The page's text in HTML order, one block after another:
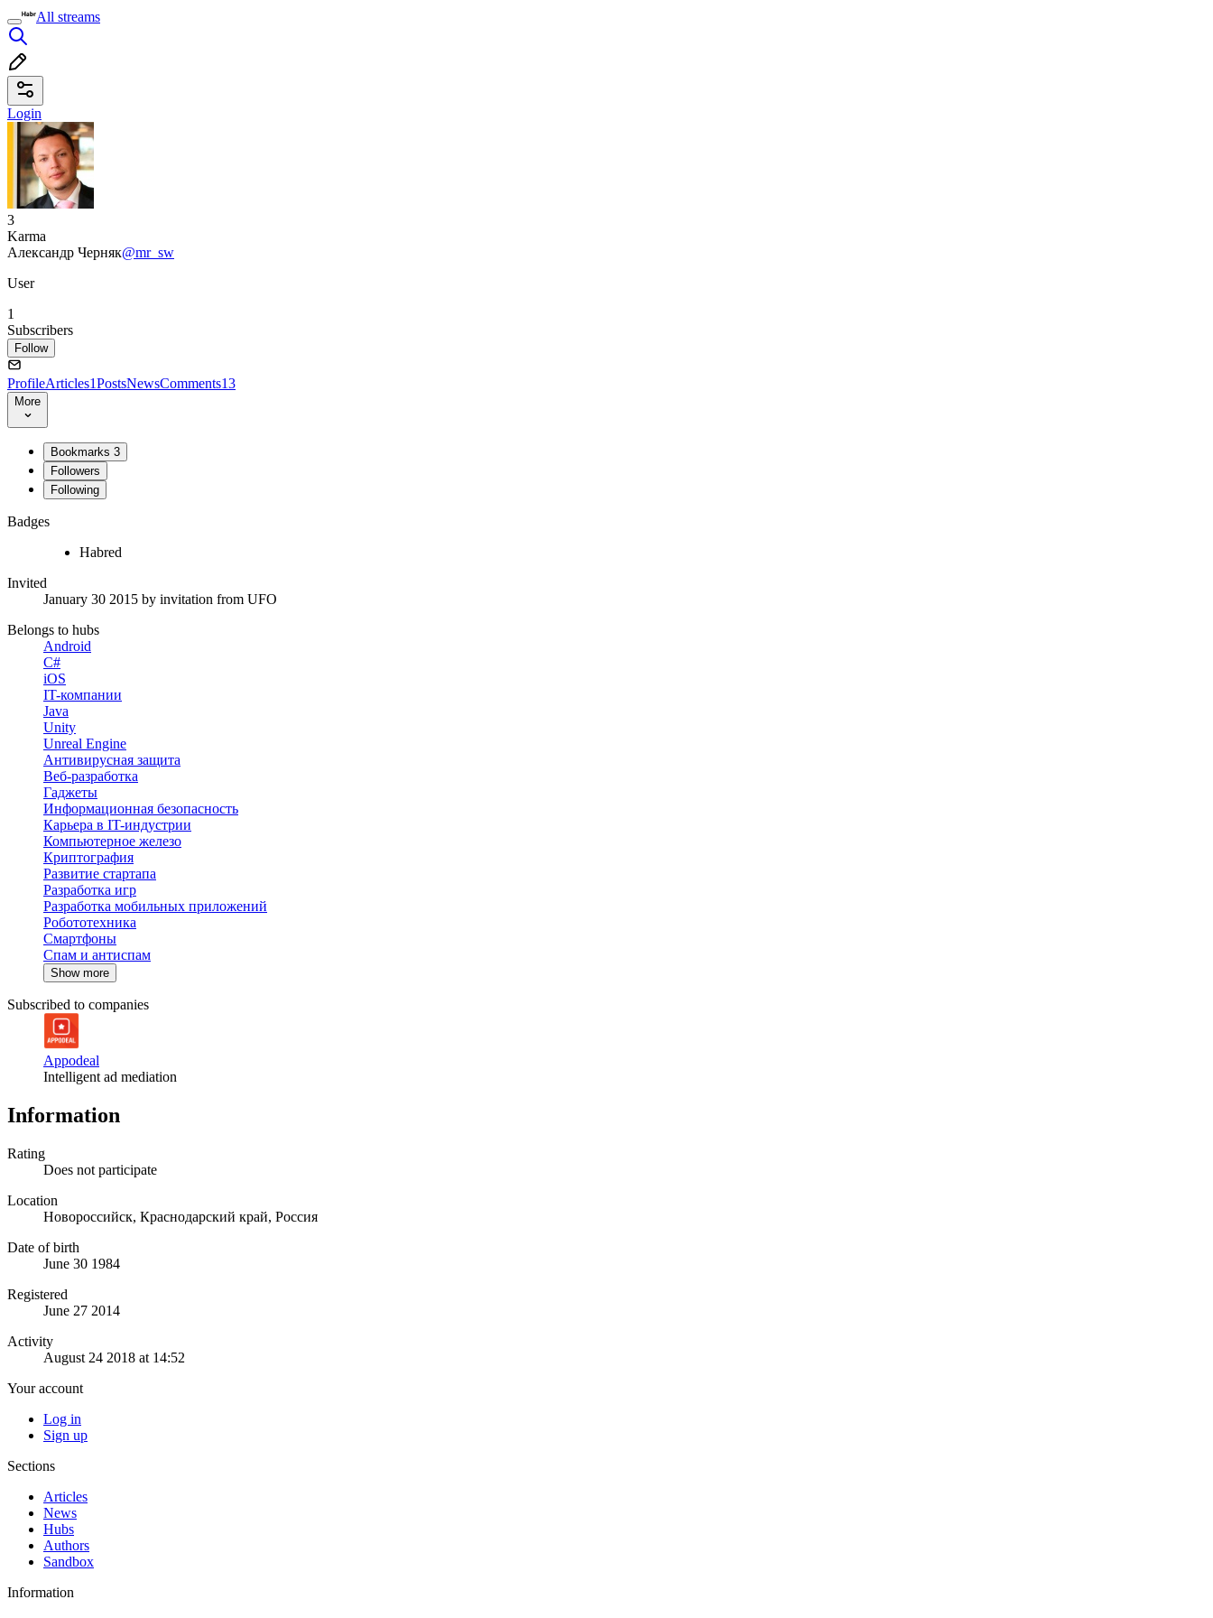
All streams
Login
3
Karma
Александр Черняк@mr_sw
User
1
Subscribers
Follow
ProfileArticles1PostsNewsComments13
More
Bookmarks 3
Followers
Following
Badges
Habred
Invited
January 30 2015 by invitation from UFO
Belongs to hubs
Android
C#
iOS
IT-компании
Java
Unity
Unreal Engine
Антивирусная защита
Веб-разработка
Гаджеты
Информационная безопасность
Карьера в IT-индустрии
Компьютерное железо
Криптография
Развитие стартапа
Разработка игр
Разработка мобильных приложений
Робототехника
Смартфоны
Спам и антиспам
Show more
Subscribed to companies
Appodeal
Intelligent ad mediation
Information
Rating
Does not participate
Location
Новороссийск, Краснодарский край, Россия
Date of birth
June 30 1984
Registered
June 27 2014
Activity
August 24 2018 at 14:52
Your account
Log in
Sign up
Sections
Articles
News
Hubs
Authors
Sandbox
Information